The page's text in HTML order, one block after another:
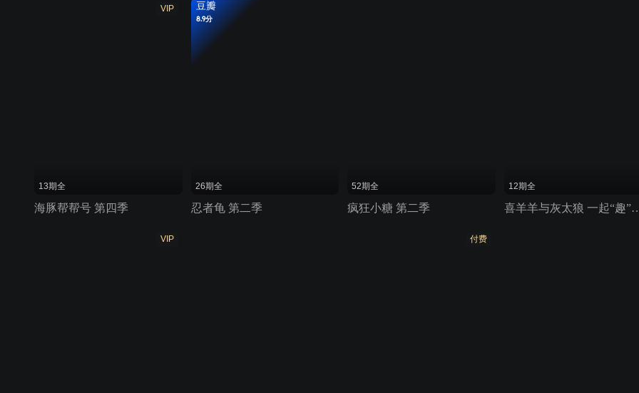
VIP
13期全
海豚帮帮号 第四季
豆瓣
8.9分
26期全
忍者龟 第二季
52期全
疯狂小糖 第二季
12期全
喜羊羊与灰太狼
VIP 付费